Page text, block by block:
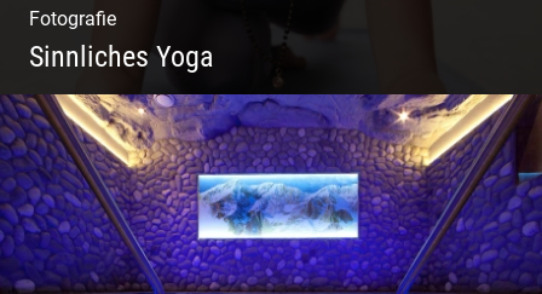
Fotografie
Sinnliches Yoga
Tantrisches Yoga voller Poesie und
Sinnlichkeit